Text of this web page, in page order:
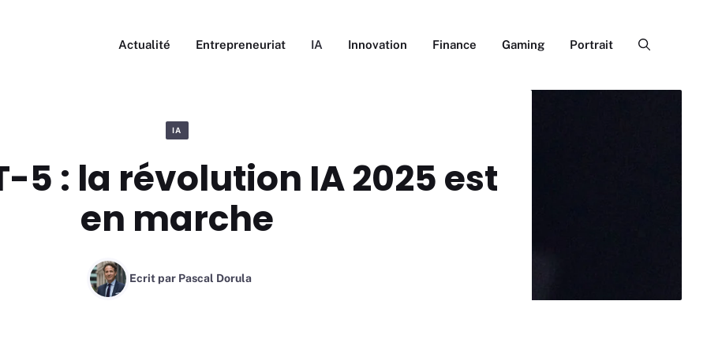
Actualité Entrepreneuriat IA Innovation Finance Gaming Portrait
IA
5 : la révolution IA 2025 est
en marche
Ecrit par Pascal Dorula